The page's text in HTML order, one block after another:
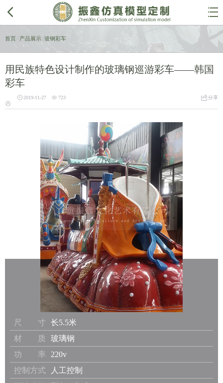
 
首页 产品展示/玻钢彩车
用民族特色设计制作的玻璃钢巡游彩车——韩国
彩车

 2019-11-27  723 分享
尺 寸
长5.5米
材 质
玻璃钢
功 率
220v
控制方式
人工控制